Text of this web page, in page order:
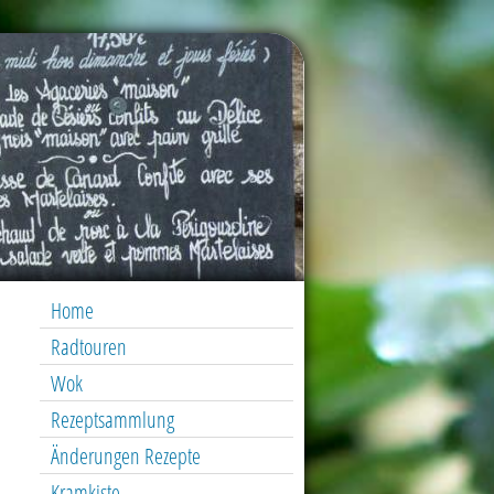
Home
Radtouren
Wok
Rezeptsammlung
Änderungen Rezepte